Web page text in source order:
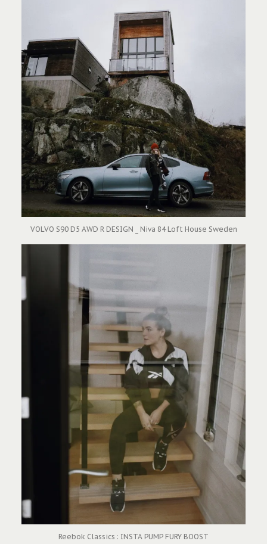
VOLVO S90 D5 AWD R DESIGN _ Niva 84 Loft House Sweden
Reebok Classics : INSTA PUMP FURY BOOST